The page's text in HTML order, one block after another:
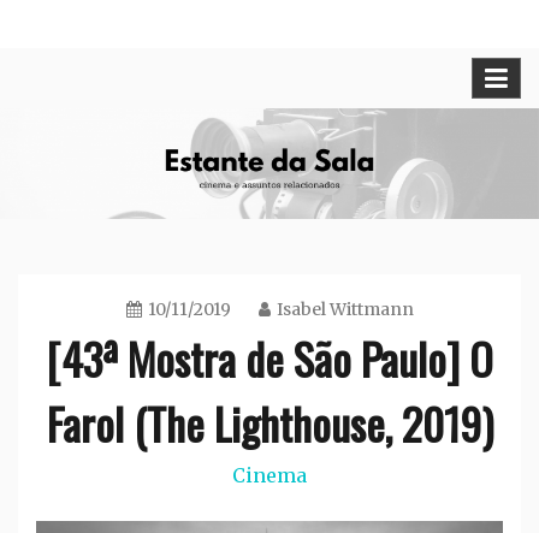
10/11/2019 Isabel Wittmann
[43ª Mostra de São Paulo] O
Farol (The Lighthouse, 2019)
Cinema